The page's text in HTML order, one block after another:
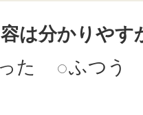
は分かりやす
た
ふつう